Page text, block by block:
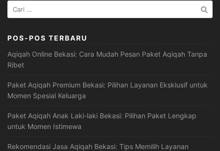
Cari
untuk:
POS-POS TERBARU
Aqiqah Online Bekasi: Cara Mudah Pesan Paket Aqiqah Tanpa
Ribet
Paket Aqiqah Premium Bekasi: Pilihan Layanan Eksklusif untuk
Momen Spesial Keluarga
Paket Aqiqah Anak Laki-laki Bekasi: Pilihan Paket Lengkap
untuk Momen Istimewa
Rekomendasi Jasa Aqiqah Bekasi: Tips Memilih Layanan